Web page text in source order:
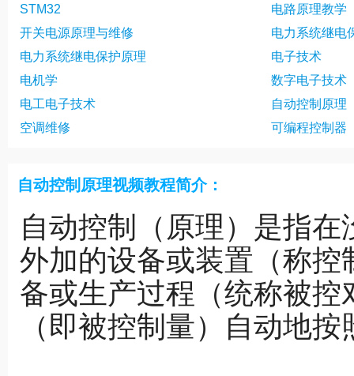
西北工业大学-自动控制原理5-11 西北工业大学
西北工业大学-自动控制原理5-14 西北工业大学
西北工业大学-自动控制原理5-20 西北工业大学
西北工业大学-自动控制原理6-1 西北工业大学
西北工业大学-自动控制原理6-7
西北工业大学-自动控制原理6-10 西北工业大学
西北工业大学-自动控制原理7-3 西北工业大学
西北工业大学-自动控制原理7-6 西北工业大学
STM32
开关电源原理与维修
电力系统继电保护原理
电机学
电工电子技术
空调维修
电路原理教学
电力系统继电
电子技术
数字电子技术
自动控制原理
可编程控制器
自动控制原理视频教程简介：
自动控制（原理）是指
外加的设备或装置（称
备或生产过程（统称被
（即被控制量）自动地